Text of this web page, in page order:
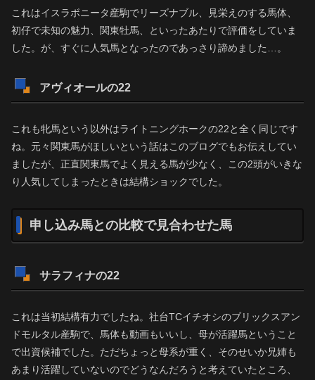
これはイスラボニータ産駒でリーズナブル、見栄えのする馬体、
初仔で未知の魅力、関東牡馬、といったあたりで評価をしていま
した。が、すぐに人気馬となったのであっさり諦めました…。
アヴィオールの22
これも牝馬という以外はライトニングホークの22と全く同じです
ね。元々関東馬がほしいという話はこのブログでもお伝えしてい
ましたが、正直関東馬でよく見える馬が少なく、この2頭がいきな
り人気してしまったときは結構ショックでした。
申し込み馬との比較で見合わせた馬
サラフィナの22
これは当初結構有力でしたね。社台TCイチオシのブリックスアン
ドモルタル産駒で、馬体も動画もいいし、母が活躍馬ということ
で出資候補でした。ただちょっと母系が重く、そのせいか兄姉も
あまり活躍していないのでどうなんだろうと考えていたところ、